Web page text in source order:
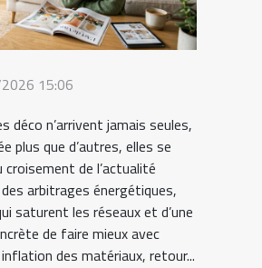
15:06
déco n’arrivent jamais seules,
plus que d’autres, elles se
de l’actualité
arbitrages énergétiques,
saturent les réseaux et d’une
de faire mieux avec
des matériaux, retour...